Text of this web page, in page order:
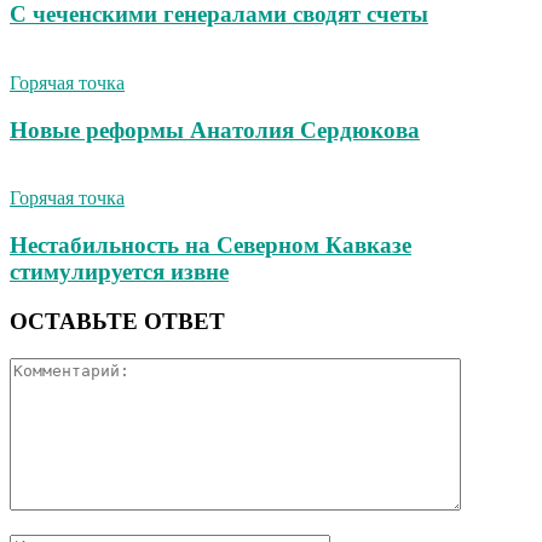
С чеченскими генералами сводят счеты
Горячая точка
Новые реформы Анатолия Сердюкова
Горячая точка
Нестабильность на Северном Кавказе
стимулируется извне
ОСТАВЬТЕ ОТВЕТ